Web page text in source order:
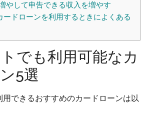
やして申告できる収入を増やす
ードローンを利用するときによくある
でも利用可能なカ
5選
用できるおすすめのカードローンは以